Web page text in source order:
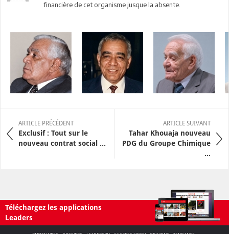
financière de cet organisme jusque la absente.
ARTICLE PRÉCÉDENT
Exclusif : Tout sur le
nouveau contrat social ...
ARTICLE SUIVANT
Tahar Khouaja nouveau
PDG du Groupe Chimique
...
Téléchargez les applications
Leaders